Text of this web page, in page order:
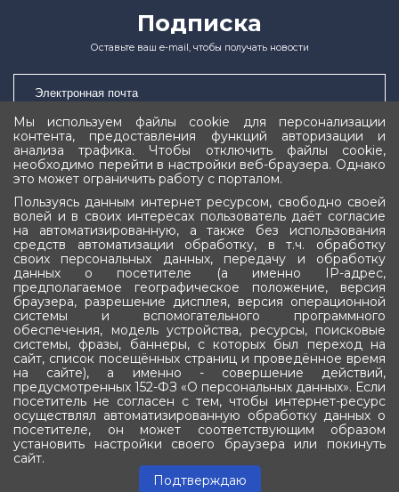
Подписка
Оставьте ваш e-mail, чтобы получать новости
Подписаться
Государственное Собрание (Ил Тумэн)
Республики Саха (Якутия)
677022, Республика Саха (Якутия)
г. Якутск, ул. Ярославского, 24/1
Персональные данные
Мы используем файлы cookie для персонализации
контента, предоставления функций авторизации и
анализа трафика. Чтобы отключить файлы cookie,
необходимо перейти в настройки веб-браузера. Однако
это может ограничить работу с порталом.
Пользуясь данным интернет ресурсом, свободно своей
волей и в своих интересах пользователь даёт согласие
на автоматизированную, а также без использования
средств автоматизации обработку, в т.ч. обработку
своих персональных данных, передачу и обработку
данных о посетителе (а именно IP-адрес,
предполагаемое географическое положение, версия
браузера, разрешение дисплея, версия операционной
системы и вспомогательного программного
обеспечения, модель устройства, ресурсы, поисковые
системы, фразы, баннеры, с которых был переход на
сайт, список посещённых страниц и проведённое время
на сайте), а именно - совершение действий,
предусмотренных 152-ФЗ «О персональных данных». Если
посетитель не согласен с тем, чтобы интернет-ресурс
осуществлял автоматизированную обработку данных о
посетителе, он может соответствующим образом
установить настройки своего браузера или покинуть
сайт.
Подтверждаю